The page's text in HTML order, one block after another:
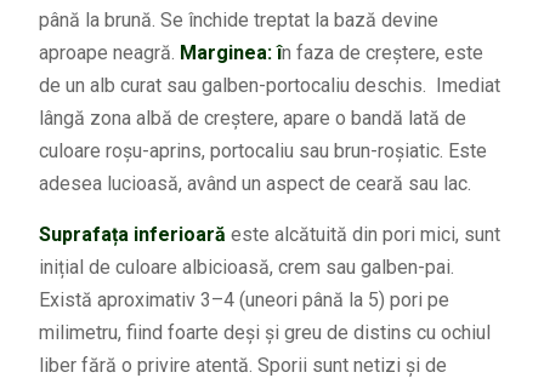
până la brună. Se închide treptat la bază devine
aproape neagră. Marginea: în faza de creștere, este
de un alb curat sau galben-portocaliu deschis. Imediat
lângă zona albă de creștere, apare o bandă lată de
culoare roșu-aprins, portocaliu sau brun-roșiatic. Este
adesea lucioasă, având un aspect de ceară sau lac.
Suprafața inferioară este alcătuită din pori mici, sunt
inițial de culoare albicioasă, crem sau galben-pai.
Există aproximativ 3–4 (uneori până la 5) pori pe
milimetru, fiind foarte deși și greu de distins cu ochiul
liber fără o privire atentă. Sporii sunt netizi și de